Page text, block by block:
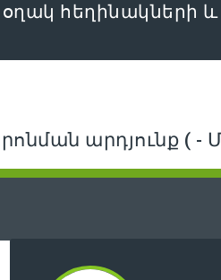
հեղինակների
արդյունք ( -